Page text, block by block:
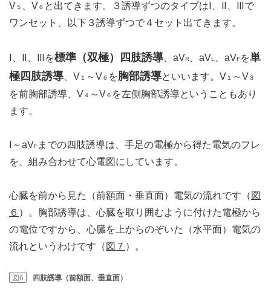
V５ 、V６ と出てきます。３誘導ずつのタイプはⅠ、Ⅱ、Ⅲで
ワンセット、以下３誘導ずつで４セット出てきます。
Ⅰ、Ⅱ、Ⅲを標準（双極）四肢誘導 、aVR 、aVL 、aVFを単
極四肢誘導 、V１ ～V６ を胸部誘導といいます。V１ ～V３
を前胸部誘導、V４ ～V６ を左側胸部誘導ということもあり
ます。
Ⅰ～aVF までの四肢誘導は、手足の電極から得た電気のフレ
を、組み合わせて心電図にしています。
心臓を前から見た（前額面・垂直面）電気の流れです（ 図
６ ）。胸部誘導は、心臓を取り囲むように付けた電極から
の電位ですから、心臓を上からのぞいた（水平面）電気の
流れというわけです（ 図７ ）。
図6 四肢誘導（前額面、垂直面）